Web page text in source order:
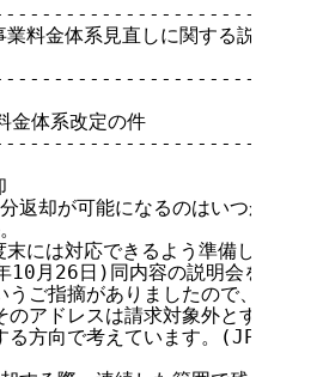
業料金体系見直しに関する説明
体系改定の件
返却が可能になるのはいつか。
は対応できるよう準備していま
月26日)同内容の説明会を開催し
ご指摘がありましたので、返却時
アドレスは請求対象外とするなど
方向で考えています。(JPNIC)